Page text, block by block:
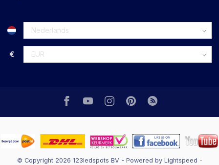
€
© Copyright 2026 123ledspots BV- Powered by Lightspeed -